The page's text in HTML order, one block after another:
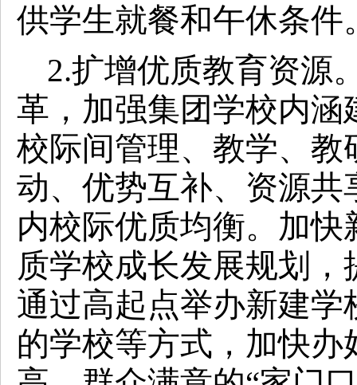
供学生就餐和午休条件
2.扩增优质教育资源
革，加强集团学校内
校际间管理、教学、
动、优势互补、资源
内校际优质均衡。 加快
质学校成长发展规划
通过高起点举办新建
的学校等方式，加快